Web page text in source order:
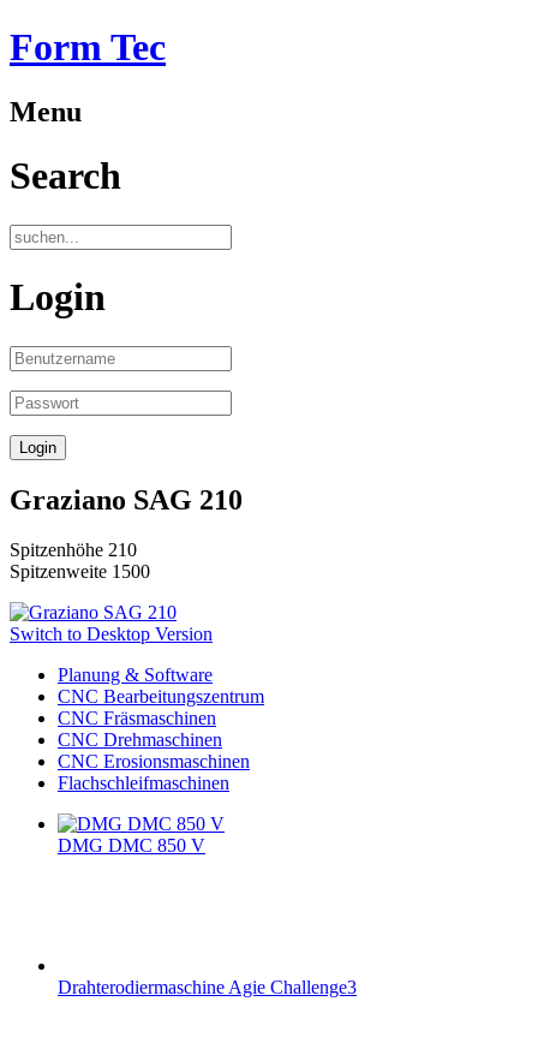
Form Tec
Menu
Search
Login
Graziano SAG 210
Spitzenhöhe 210
Spitzenweite 1500
Switch to Desktop Version
Planung & Software
CNC Bearbeitungszentrum
CNC Fräsmaschinen
CNC Drehmaschinen
CNC Erosionsmaschinen
Flachschleifmaschinen
DMG DMC 850 V
Drahterodiermaschine Agie Challenge3